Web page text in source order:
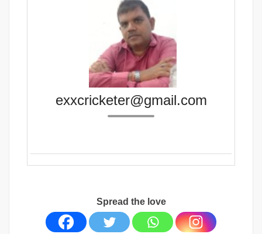
exxcricketer@gmail.com
Spread the love